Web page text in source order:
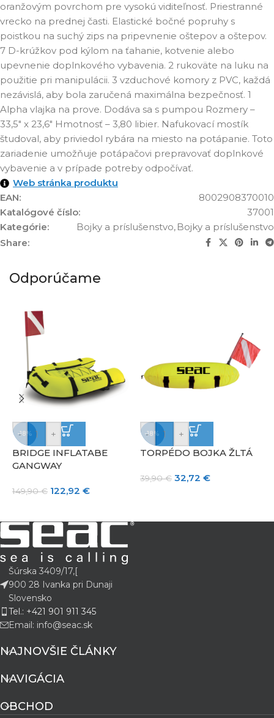
oranžovým povrchom pre vysokú viditeľnosť. Priestranné
vrecko na prednej časti. Elastické bočné popruhy s
poistkou na suchý zips na pripevnenie oštepov a oštepov.
7 D-krúžkov pod kýlom na ťahanie, kotvenie alebo
upevnenie doplnkového vybavenia. 2 rukoväte na luku na
použitie pri manipulácii. 3 vzduchové komory z PVC, každá
nezávislá, aby bola zaručená maximálna bezpečnosť. 1
Alpha vlajka na prove. Dodáva sa s pumpou Rozmery –
33,5" x 23,6" Hmotnosť – 3,80 libier. Nafukovací mostík
študoval, aby priviedol rybára na miesto na potápanie. Toto
zariadenie umožňuje potápačovi prepravovať doplnkové
vybavenie a v prípade potreby odpočívať.
Web stránka produktu
EAN:
8002908370010
Katalógové číslo:
37001
Kategórie:
Bojky a príslušenstvo, Bojky a príslušenstvo
Share:
Odporúčame
-18%
-
+
BRIDGE INFLATABE
GANGWAY
149,90€ 122,92 €
-18%
-
+
TORPÉDO BOJKA ŽLTÁ
39,90€ 32,72 €
Šúrska 3409/17,[
900 28 Ivanka pri Dunaji
Slovensko
Tel.: +421 901 911 345
Email: info@seac.sk
NAJNOVŠIE ČLÁNKY
NAVIGÁCIA
OBCHOD